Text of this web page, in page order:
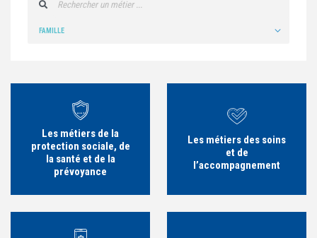
Rechercher un métier ...
Les métiers de la
protection sociale, de
la santé et de la
prévoyance
Les métiers des soins
et de
l’accompagnement